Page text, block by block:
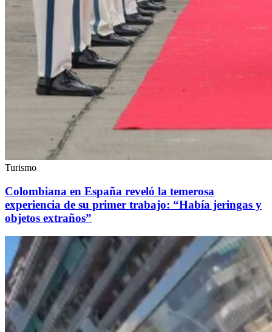
Turismo
Colombiana en España reveló la temerosa
experiencia de su primer trabajo: “Había jeringas y
objetos extraños”